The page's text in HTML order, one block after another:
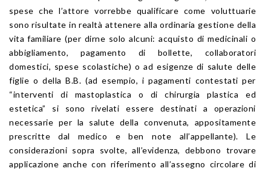
spese che l’attore vorrebbe qualificare come voluttuarie
sono risultate in realtà attenere alla ordinaria gestione della
vita familiare (per dirne solo alcuni: acquisto di medicinali o
abbigliamento, pagamento di bollette, collaboratori
domestici, spese scolastiche) o ad esigenze di salute delle
figlie o della B.B. (ad esempio, i pagamenti contestati per
“interventi di mastoplastica o di chirurgia plastica ed
estetica” si sono rivelati essere destinati a operazioni
necessarie per la salute della convenuta, appositamente
prescritte dal medico e ben note all’appellante). Le
considerazioni sopra svolte, all’evidenza, debbono trovare
applicazione anche con riferimento all’assegno circolare di